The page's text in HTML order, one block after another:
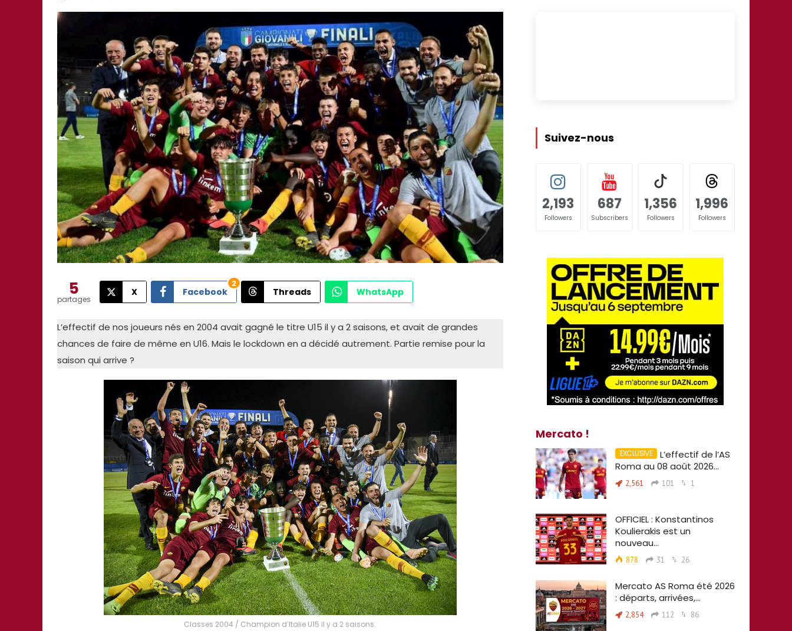
5
partages
X Facebook
2
Threads WhatsApp
L’effectif de nos joueurs nés en 2004 avait gagné le titre U15 il y a 2 saisons, et avait de grandes
chances de faire de même en U16. Mais le lockdown en a décidé autrement. Partie remise pour la
saison qui arrive ?
Classes 2004 / Champion d’Italie U15 il y a 2 saisons.
Suivez-nous
2,193
Followers
687
Subscribers
1,356
Followers
1,996
Followers
Mercato !
L’effectif de l’AS
Roma au 08 août 2026…
2,561 101 1
OFFICIEL : Konstantinos
Koulierakis est un
nouveau…
878 31 26
Mercato AS Roma été 2026
: départs, arrivées,…
2,854 112 86